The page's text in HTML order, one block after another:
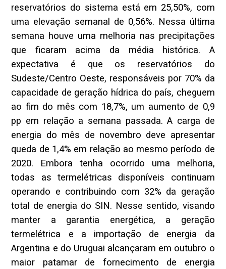
reservatórios do sistema está em 25,50%, com
uma elevação semanal de 0,56%. Nessa última
semana houve uma melhoria nas precipitações
que ficaram acima da média histórica. A
expectativa é que os reservatórios do
Sudeste/Centro Oeste, responsáveis por 70% da
capacidade de geração hídrica do país, cheguem
ao fim do mês com 18,7%, um aumento de 0,9
pp em relação a semana passada. A carga de
energia do mês de novembro deve apresentar
queda de 1,4% em relação ao mesmo período de
2020. Embora tenha ocorrido uma melhoria,
todas as termelétricas disponíveis continuam
operando e contribuindo com 32% da geração
total de energia do SIN. Nesse sentido, visando
manter a garantia energética, a geração
termelétrica e a importação de energia da
Argentina e do Uruguai alcançaram em outubro o
maior patamar de fornecimento de energia